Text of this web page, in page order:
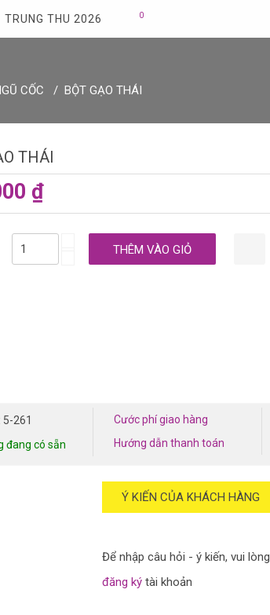
TRUNG THU 2026 0
CỐC BỘT GẠO THÁI
THÁI
₫
5-261
đang có sẵn
Cước phí giao hàng
Hướng dẫn thanh toán
Ý KIẾN CỦA KHÁCH HÀNG
Để nhập câu hỏi - ý kiến, vui lòng
đăng ký tài khoản